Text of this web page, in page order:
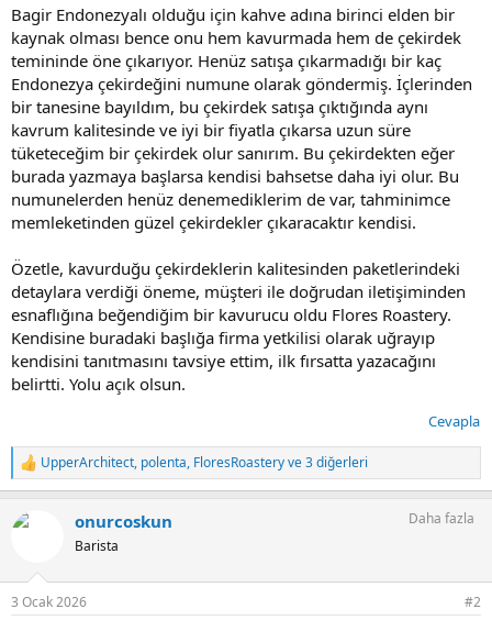
Bagir Endonezyalı olduğu için kahve adına birinci elden bir
kaynak olması bence onu hem kavurmada hem de çekirdek
temininde öne çıkarıyor. Henüz satışa çıkarmadığı bir kaç
Endonezya çekirdeğini numune olarak göndermiş. İçlerinden
bir tanesine bayıldım, bu çekirdek satışa çıktığında aynı
kavrum kalitesinde ve iyi bir fiyatla çıkarsa uzun süre
tüketeceğim bir çekirdek olur sanırım. Bu çekirdekten eğer
burada yazmaya başlarsa kendisi bahsetse daha iyi olur. Bu
numunelerden henüz denemediklerim de var, tahminimce
memleketinden güzel çekirdekler çıkaracaktır kendisi.
Özetle, kavurduğu çekirdeklerin kalitesinden paketlerindeki
detaylara verdiği öneme, müşteri ile doğrudan iletişiminden
esnaflığına beğendiğim bir kavurucu oldu Flores Roastery.
Kendisine buradaki başlığa firma yetkilisi olarak uğrayıp
kendisini tanıtmasını tavsiye ettim, ilk fırsatta yazacağını
belirtti. Yolu açık olsun.
Cevapla
T
e
k
UpperArchitect, polenta, FloresRoasteryve 3 diğerleri
onurcoskun
Barista
Daha fazla
3 Ocak 2026 #2